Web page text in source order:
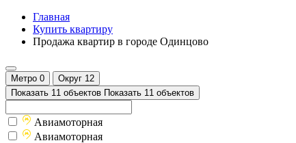
Главная
Купить квартиру
Продажа квартир в городе Одинцово
Метро 0 Округ 12
Показать 11 объектов Показать 11 объектов
Авиамоторная
Авиамоторная